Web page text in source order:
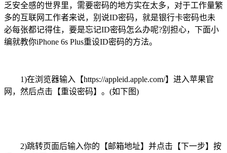
乏安全感的世界里，需要密码的地方实在太多，对于工作量繁
多的互联网工作者来说，别说ID密码，就是银行卡密码也未
必每张都记得住，要是忘记ID密码怎么办呢?别担心，下面小
编就教你iPhone 6s Plus重设ID密码的方法。
1)在浏览器输入【https://appleid.apple.com/】进入苹果官
网，然后点击【重设密码】。(如下图)
2)跳转页面后输入你的【邮箱地址】并点击【下一步】按